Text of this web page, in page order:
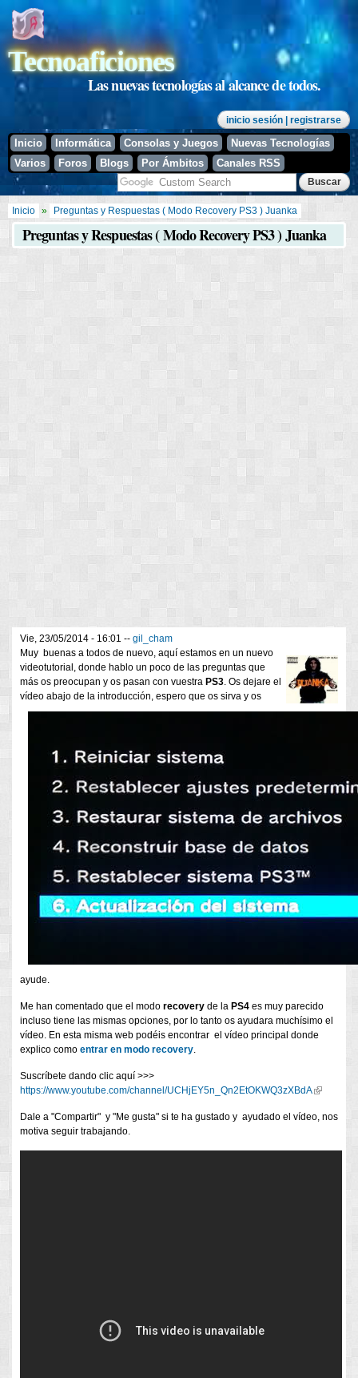
contenido
principal
Tecnoaficiones
Las nuevas tecnologías al alcance de todos.
inicio sesión | registrarse
Inicio Informática Consolas y Juegos
Nuevas Tecnologías
Varios
Foros Blogs Por Ámbitos Canales RSS
Se encuentra usted aquí
Inicio » Preguntas y Respuestas ( Modo Recovery PS3 ) Juanka
Preguntas y Respuestas ( Modo Recovery PS3 ) Juanka
Vie, 23/05/2014 - 16:01 -- gil_cham
Muy buenas a todos de nuevo, aquí estamos en un nuevo
videotutorial, donde hablo un poco de las preguntas que
más os preocupan y os pasan con vuestra PS3. Os dejare el
vídeo abajo de la introducción, espero que os sirva y os
ayude.
Me han comentado que el modo recovery de la PS4 es muy parecido
incluso tiene las mismas opciones, por lo tanto os ayudara muchísimo el
vídeo. En esta misma web podéis encontrar el vídeo principal donde
explico como entrar en modo recovery.
Suscríbete dando clic aquí >>>
https://www.youtube.com/channel/UCHjEY5n_Qn2EtOKWQ3zXBdA(link is
Dale a "Compartir" y "Me gusta" si te ha gustado y ayudado el vídeo, nos
motiva seguir trabajando.